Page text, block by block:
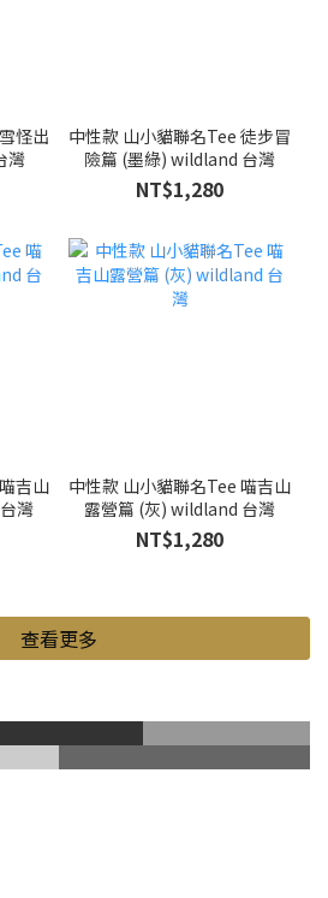
怪出
灣
中性款 山小貓聯名Tee 徒步冒
險篇 (墨綠) wildland 台灣
NT$1,280
吉山
灣
中性款 山小貓聯名Tee 喵吉山
露營篇 (灰) wildland 台灣
NT$1,280
查看更多
登山鞋 Gore-Tex
滑雪護具